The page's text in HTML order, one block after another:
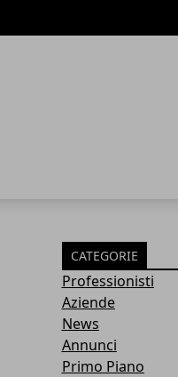
CATEGORIE
Professionisti
Aziende
News
Annunci
Primo Piano